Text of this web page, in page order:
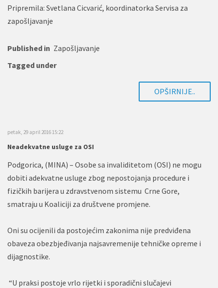
Pripremila: Svetlana Cicvarić, koordinatorka Servisa za
zapošljavanje
Published in Zapošljavanje
Tagged under
OPŠIRNIJE..
petak, 29 april 2016 15:22
Neadekvatne usluge za OSI
Podgorica, (MINA) – Osobe sa invaliditetom (OSI) ne mogu
dobiti adekvatne usluge zbog nepostojanja procedure i
fizičkih barijera u zdravstvenom sistemu Crne Gore,
smatraju u Koaliciji za društvene promjene.
Oni su ocijenili da postojećim zakonima nije predviđena
obaveza obezbjeđivanja najsavremenije tehničke opreme i
dijagnostike.
“U praksi postoje vrlo rijetki i sporadični slučajevi